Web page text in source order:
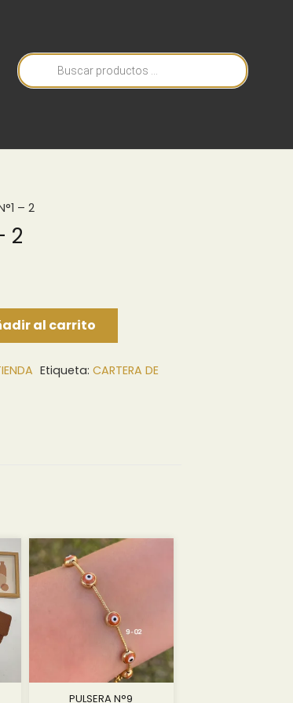
Búsqueda
de
productos
– 2
2
al carrito
Etiqueta: CARTERA DE
PULSERA N°9